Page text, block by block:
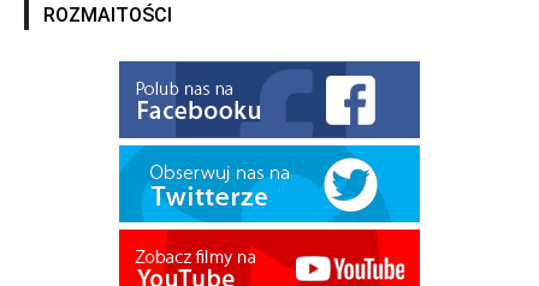
ROZMAITOŚCI